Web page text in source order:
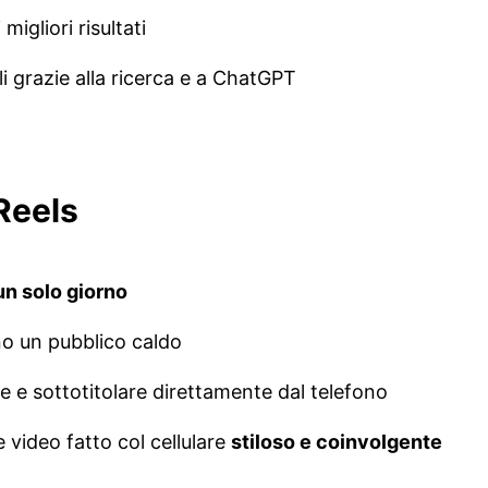
risultati
alla ricerca e a ChatGPT
solo giorno
un pubblico caldo
e sottotitolare direttamente dal telefono
video fatto col cellulare stiloso e coinvolgente